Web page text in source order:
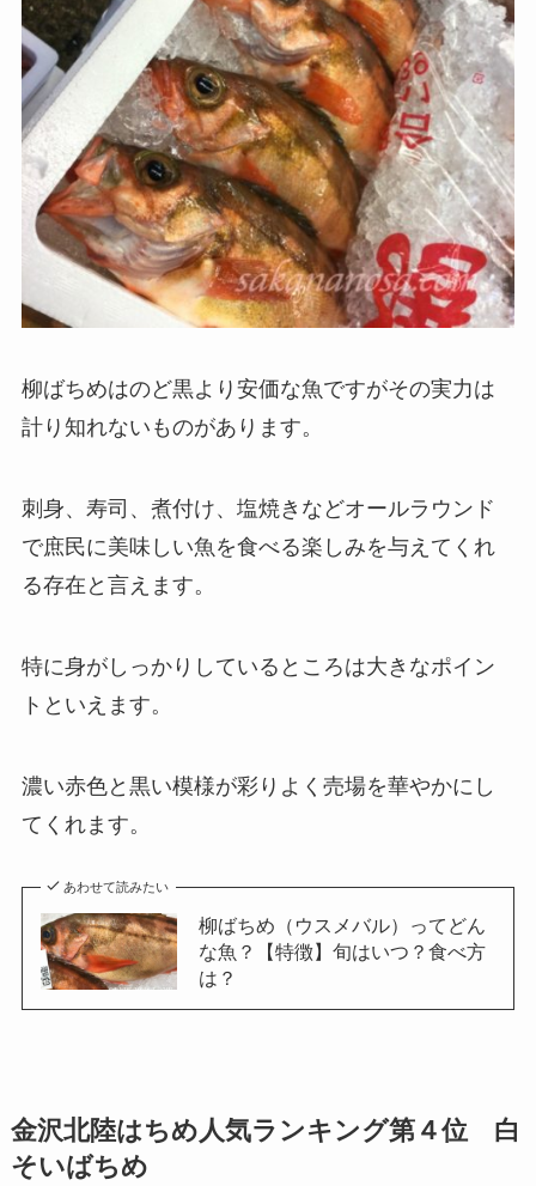
柳ばちめはのど黒より安価な魚ですがその実力は
計り知れないものがあります。
刺身、寿司、煮付け、塩焼きなどオールラウンド
で庶民に美味しい魚を食べる楽しみを与えてくれ
る存在と言えます。
特に身がしっかりしているところは大きなポイン
トといえます。
濃い赤色と黒い模様が彩りよく売場を華やかにし
てくれます。
あわせて読みたい
柳ばちめ（ウスメバル）ってどん
な魚？【特徴】旬はいつ？食べ方
は？
金沢北陸はちめ人気ランキング第４位 白
そいばちめ